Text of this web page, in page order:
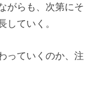
がらも、次第にそ
していく。
っていくのか、注